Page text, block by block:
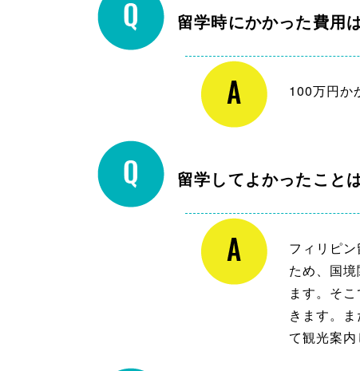
留学時にかかった費用
100万円か
留学してよかったこと
フィリピ
ため、国
ます。そ
きます。
て観光案